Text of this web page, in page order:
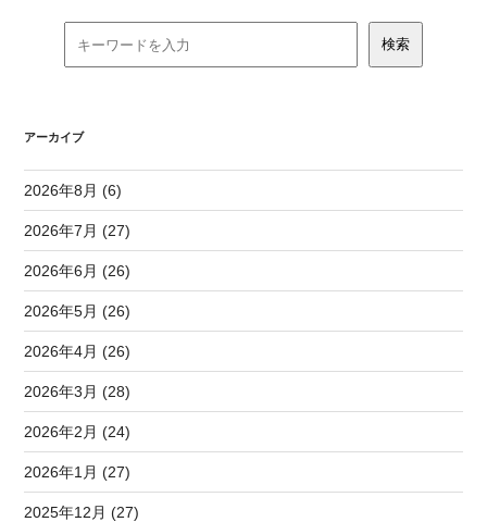
アーカイブ
2026年8月 (6)
2026年7月 (27)
2026年6月 (26)
2026年5月 (26)
2026年4月 (26)
2026年3月 (28)
2026年2月 (24)
2026年1月 (27)
2025年12月 (27)